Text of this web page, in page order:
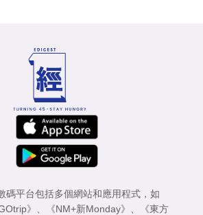
碼平台包括多個網站和應用程式，如
》 《NM+新Monday》
《東方